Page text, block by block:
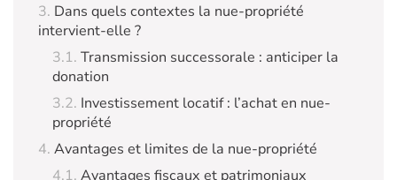
Dans quels contextes la nue-propriété
intervient-elle ?
Transmission successorale : anticiper la
donation
Investissement locatif : l’achat en nue-
propriété
Avantages et limites de la nue-propriété
Avantages fiscaux et patrimoniaux